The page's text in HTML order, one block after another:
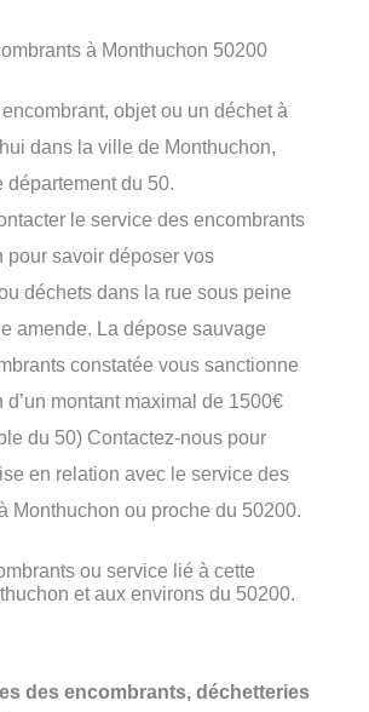
à Monthuchon 50200
objet ou un déchet à
dans la ville de Monthuchon,
département du 50.
le service des encombrants
pour savoir déposer vos
déchets dans la rue sous peine
amende. La dépose sauvage
constatée vous sanctionne
d’un montant maximal de 1500€
du 50) Contactez-nous pour
en relation avec le service des
Monthuchon ou proche du 50200.
ou service lié à cette
et aux environs du 50200.
des encombrants, déchetteries